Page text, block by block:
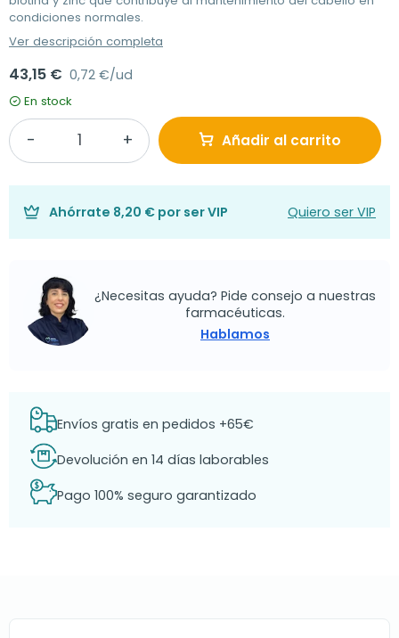
condiciones normales.
Ver descripción completa
43,15 € 0,72 €/ud
En stock
Añadir al carrito
Ahórrate 8,20 € por ser VIP Quiero ser VIP
¿Necesitas ayuda? Pide consejo a nuestras
farmacéuticas.
Hablamos
Envíos gratis en pedidos +65€
Devolución en 14 días laborables
Pago 100% seguro garantizado